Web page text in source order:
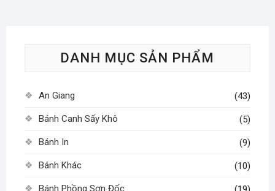
chọn
chọn
DANH MỤC SẢN PHẨM
An Giang (43)
Bánh Canh Sấy Khô (5)
Bánh In (9)
Bánh Khác (10)
Bánh Phồng Sơn Đốc